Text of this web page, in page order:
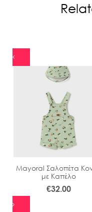
Mayoral Σαλοπέτα
με Καπέλο
€32.00